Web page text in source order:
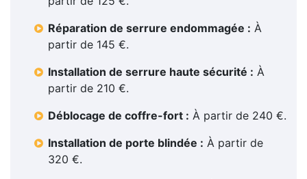
Réparation de serrure endommagée : À
partir de 145 €.
Installation de serrure haute sécurité : À
partir de 210 €.
Déblocage de coffre-fort : À partir de 240 €.
Installation de porte blindée : À partir de
320 €.